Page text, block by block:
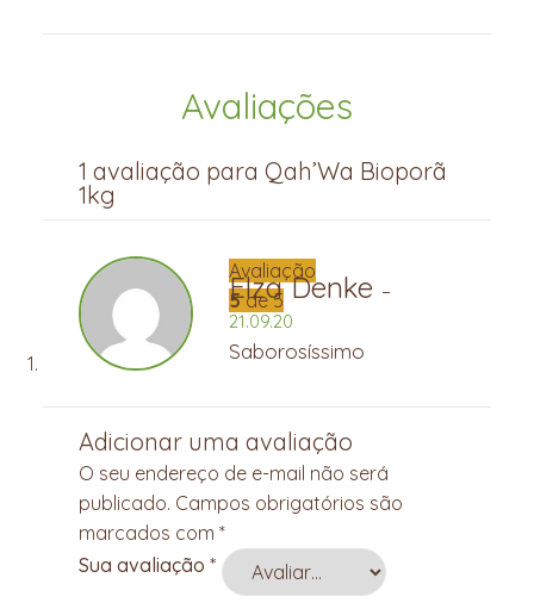
Avaliações
1 avaliação para Qah’Wa Bioporã
1kg
Avaliação
5de 5
Elza Denke –
21.09.20
Saborosíssimo
Adicionar uma avaliação
O seu endereço de e-mail não será
publicado. Campos obrigatórios são
marcados com *
Sua avaliação *